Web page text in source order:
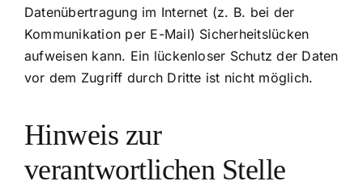
Datenübertragung im Internet (z. B. bei der
Kommunikation per E-Mail) Sicherheitslücken
aufweisen kann. Ein lückenloser Schutz der Daten
vor dem Zugriff durch Dritte ist nicht möglich.
Hinweis zur
verantwortlichen Stelle